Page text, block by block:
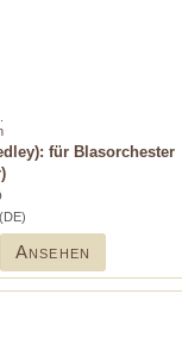
für Blasorchester
(DE)
Ansehen